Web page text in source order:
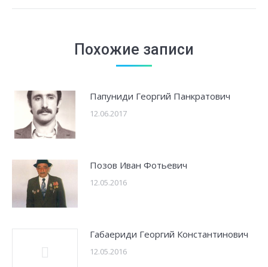
Похожие записи
Папуниди Георгий Панкратович
12.06.2017
Позов Иван Фотьевич
12.05.2016
Габаериди Георгий Константинович
12.05.2016